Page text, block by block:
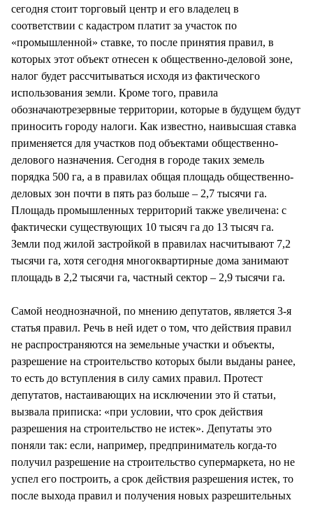
сегодня стоит торговый центр и его владелец в
соответствии с кадастром платит за участок по
«промышленной» ставке, то после принятия правил, в
которых этот объект отнесен к общественно-деловой зоне,
налог будет рассчитываться исходя из фактического
использования земли. Кроме того, правила
обозначаютрезервные территории, которые в будущем будут
приносить городу налоги. Как известно, наивысшая ставка
применяется для участков под объектами общественно-
делового назначения. Сегодня в городе таких земель
порядка 500 га, а в правилах общая площадь общественно-
деловых зон почти в пять раз больше – 2,7 тысячи га.
Площадь промышленных территорий также увеличена: с
фактически существующих 10 тысяч га до 13 тысяч га.
Земли под жилой застройкой в правилах насчитывают 7,2
тысячи га, хотя сегодня многоквартирные дома занимают
площадь в 2,2 тысячи га, частный сектор – 2,9 тысячи га.
Самой неоднозначной, по мнению депутатов, является 3-я
статья правил. Речь в ней идет о том, что действия правил
не распространяются на земельные участки и объекты,
разрешение на строительство которых были выданы ранее,
то есть до вступления в силу самих правил. Протест
депутатов, настаивающих на исключении это й статьи,
вызвала приписка: «при условии, что срок действия
разрешения на строительство не истек». Депутаты это
поняли так: если, например, предприниматель когда-то
получил разрешение на строительство супермаркета, но не
успел его построить, а срок действия разрешения истек, то
после выхода правил и получения новых разрешительных